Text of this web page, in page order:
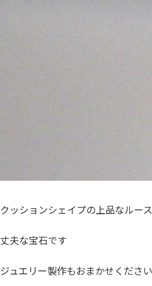
クッションシェイプの上品なルース
丈夫な宝石です
ジュエリー製作もおまかせください